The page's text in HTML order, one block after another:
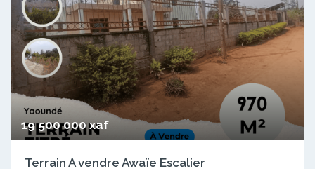
19 500 000 xaf
Terrain A vendre Awaïe Escalier